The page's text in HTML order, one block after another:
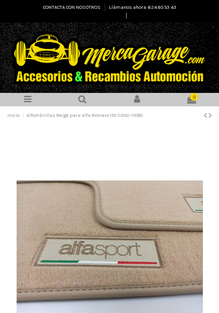
CONTACTA CON NOSOTROS
Llámanos ahora: 624 60 53 43
0
Inicio Alfombrillas Beige para Alfa Romero 155 (1992-1998)